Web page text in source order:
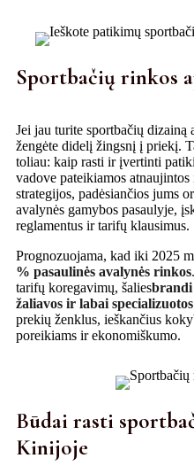
Sportbačių rinkos
Jei jau turite sportbačių dizainą
žengėte didelį žingsnį į priekį.
toliau: kaip rasti ir įvertinti
vadove pateikiamos
strategijos, padėsiančios jums
avalynės gamybos pasaulyje,
reglamentus ir tarifų klausimus.
Prognozuojama, kad iki 2025
% pasaulinės avalynės rinkos.
tarifų koregavimų, šaliesbrandi
žaliavos ir labai
prekių ženklus, ieškančius
poreikiams ir ekonomiškumo.
Būdai rasti
Kinijoje